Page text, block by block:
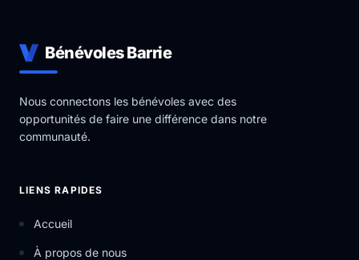
Bénévoles Barrie
Nous connectons les bénévoles avec des
opportunités de faire une différence dans notre
communauté.
LIENS RAPIDES
Accueil
À propos de nous